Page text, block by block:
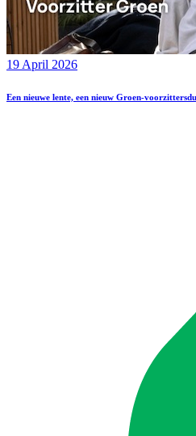
19 April 2026
Een nieuwe lente, een nieuw Groen-